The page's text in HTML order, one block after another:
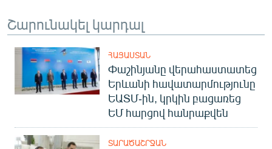
Շարունակել կարդալ
ՀԱՅԱՍՏԱՆ
Փաշինյանը վերահաստատեց
Երևանի հավատարմությունը
ԵԱՏՄ-ին, կրկին բացառեց
ԵՄ հարցով հանրաքվեն
ՏԱՐԱԾԱՇՐՋԱՆ